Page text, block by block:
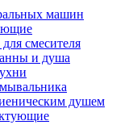
машин
смесителя
и душа
душем